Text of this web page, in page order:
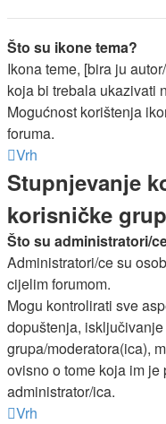
Što su ikone tema?
Ikona teme, [bira ju
koja bi trebala ukazivati
Mogućnost korištenja
foruma.
Vrh
Stupnjevanje
korisničke
Što su administratori/
Administratori/ce su
cijelim forumom.
Mogu kontrolirati sve
dopuštenja,
grupa/moderatora(ica),
ovisno o tome koja im
administrator/ica.
Vrh